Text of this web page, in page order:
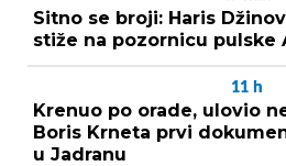
Sitno se broji: Haris
stiže na pozornicu pulske
11 h
Krenuo po orade, ulovio
Boris Krneta prvi
u Jadranu